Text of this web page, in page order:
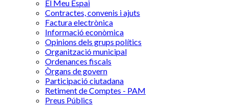
El Meu Espai
Contractes, convenis i ajuts
Factura electrònica
Informació econòmica
Opinions dels grups polítics
Organització municipal
Ordenances fiscals
Òrgans de govern
Participació ciutadana
Retiment de Comptes - PAM
Preus Públics